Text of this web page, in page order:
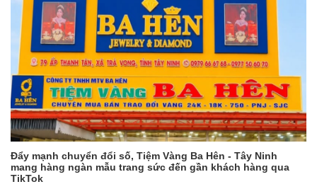
Đẩy mạnh chuyển đổi số, Tiệm Vàng Ba Hên - Tây Ninh
mang hàng ngàn mẫu trang sức đến gần khách hàng qua
TikTok